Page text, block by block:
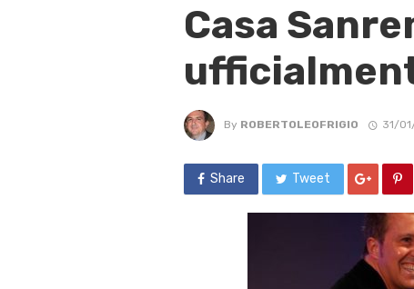
Casa
By ROBERTOLEOFRIGIO 31/
Share Tweet